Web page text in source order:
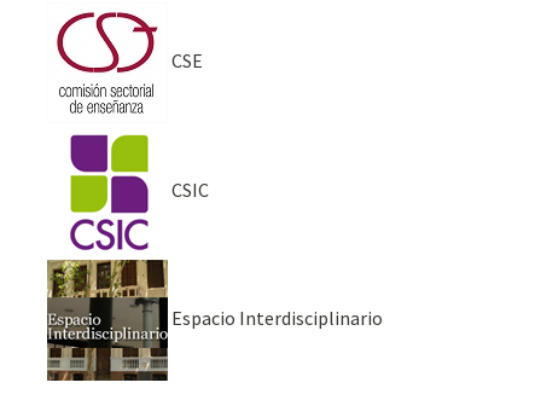
CSE
CSIC
Espacio Interdisciplinario